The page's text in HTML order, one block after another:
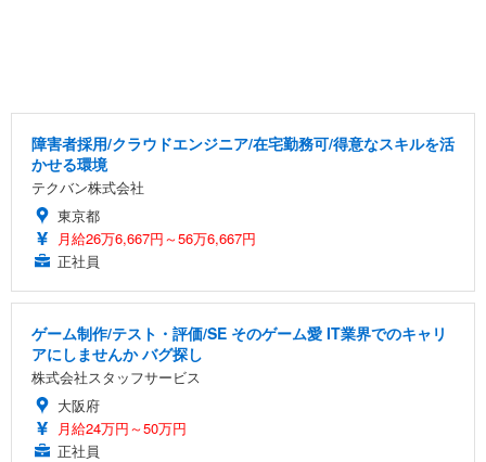
障害者採用/クラウドエンジニア/在宅勤務可/得意なスキルを活
かせる環境
テクバン株式会社
東京都
月給26万6,667円～56万6,667円
正社員
ゲーム制作/テスト・評価/SE そのゲーム愛 IT業界でのキャリ
アにしませんか バグ探し
株式会社スタッフサービス
大阪府
月給24万円～50万円
正社員